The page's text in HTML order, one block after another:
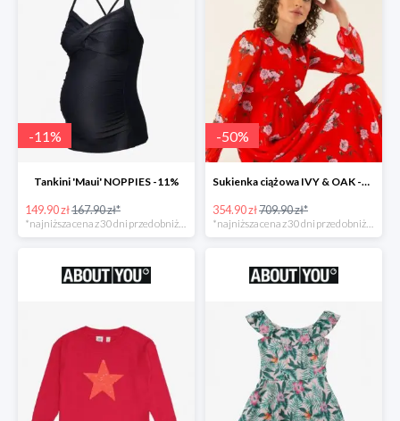
-11%
Tankini 'Maui' NOPPIES -11%
149.90 zł167.90 zł*
*najniższa cena z 30 dni przed obniżką
-50%
Sukienka ciążowa IVY & OAK -50%
354.90 zł709.90 zł*
*najniższa cena z 30 dni przed obniżką